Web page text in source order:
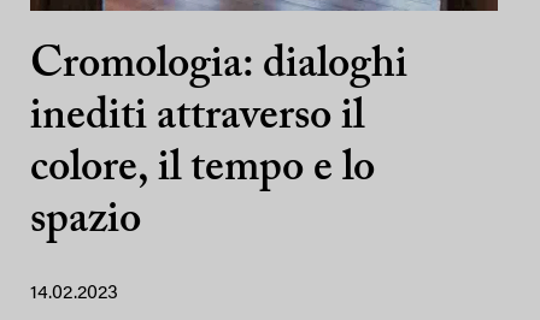
Cromologia: dialoghi
inediti attraverso il
colore, il tempo e lo
spazio
14.02.2023